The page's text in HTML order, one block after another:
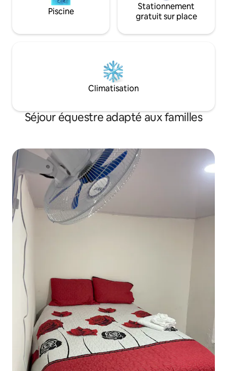
Piscine
Stationnement
gratuit sur place
Climatisation
Séjour équestre adapté aux familles